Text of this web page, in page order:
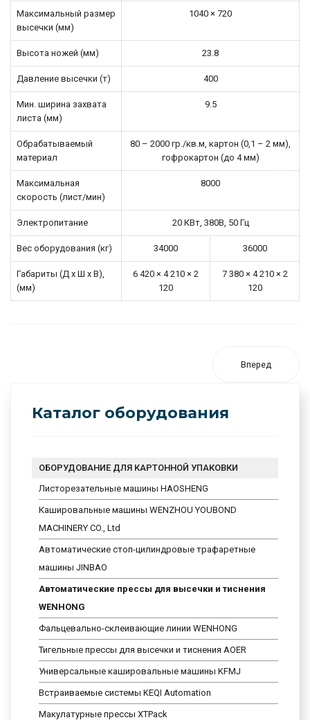
Максимальный размер
высечки (мм)
1040 × 720
Высота ножей (мм) 23.8
Давление высечки (т) 400
Мин. ширина захвата
листа (мм)
9.5
Обрабатываемый
материал
80 – 2000 гр./кв.м, картон (0,1 – 2 мм),
гофрокартон (до 4 мм)
Максимальная
скорость (лист/мин)
8000
Электропитание 20 КВт, 380В, 50 Гц
Вес оборудования (кг) 34000 36000
Габариты (Д х Ш х В),
(мм)
6 420 × 4 210 × 2
120
7 380 × 4 210 × 2
120
Вперед
Каталог оборудования
ОБОРУДОВАНИЕ ДЛЯ КАРТОННОЙ УПАКОВКИ
Листорезательные машины HAOSHENG
Кашировальные машины WENZHOU YOUBOND
MACHINERY CO., Ltd
Автоматические стоп-цилиндровые трафаретные
машины JINBAO
Автоматические прессы для высечки и тиснения
WENHONG
Фальцевально-склеивающие линии WENHONG
Тигельные прессы для высечки и тиснения AOER
Универсальные кашировальные машины KFMJ
Встраиваемые системы KEQI Automation
Макулатурные прессы XTPack